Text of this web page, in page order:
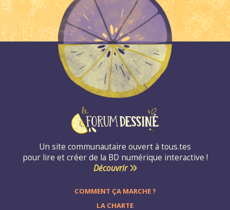
Un site communautaire ouvert à tous.tes
pour lire et créer de la BD numérique interactive !
Découvrir
COMMENT ÇA MARCHE ?
LA CHARTE